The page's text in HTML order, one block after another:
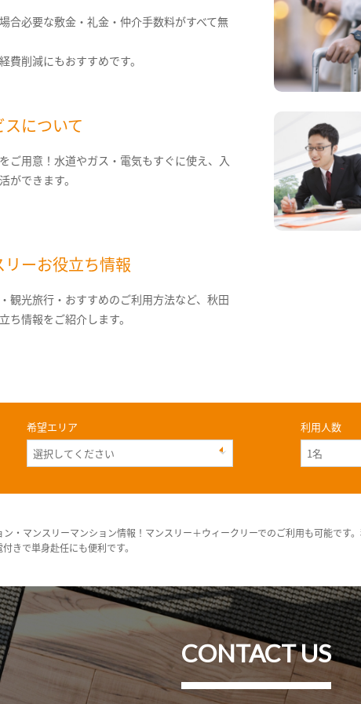
合必要な敷金・礼金・仲介手数料がすべて無
費削減にもおすすめです。
について
ご用意！水道やガス・電気もすぐに使え、入
ができます。
ーお役立ち情報
観光旅行・おすすめのご利用方法など、秋田
ち情報をご紹介します。
希望エリア 利用人数
・マンスリーマンション情報！マンスリー＋ウィークリーでのご利用も可能で
きで単身赴任にも便利です。
CONTACT US